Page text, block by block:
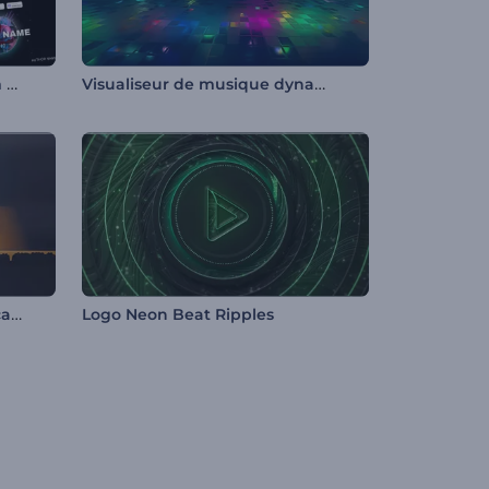
Visualiseur promotion album de musique Visualiseur de musique dynamique en glitch
Visualiseur Microphone Podcast Audio Logo Neon Beat Ripples